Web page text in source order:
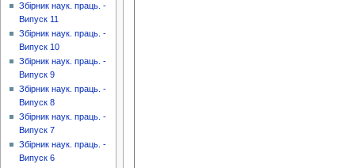
Збірник наук. праць. -
Випуск 11
Збірник наук. праць. -
Випуск 10
Збірник наук. праць. -
Випуск 9
Збірник наук. праць. -
Випуск 8
Збірник наук. праць. -
Випуск 7
Збірник наук. праць. -
Випуск 6